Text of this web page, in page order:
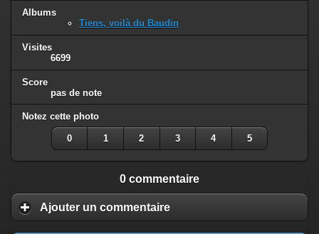
Albums
Tiens, voilà du Baudin
Visites
6699
Score
pas de note
Notez cette photo
0 1 2 3 4 5
0 commentaire
Ajouter un commentaire